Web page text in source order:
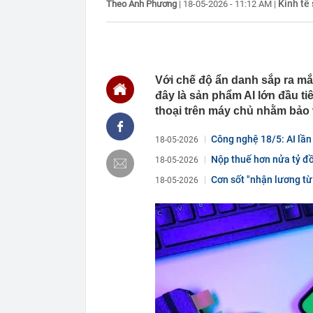
00:01
VNPT nắm
5 thỏi vàng
23:28
4 dấu hiệu
23:12
Quốc gia có
23:01
Người bán
sao nhiều
biết bí quyết
22:34
Ngôi nhà
22:31
Giá vàng
Một doanh
Lời khuyên
Theo Anh Phương | 18-05-2026 - 11:12 AM | Kinh tế
Với chế độ ẩn danh sắp ra
đây là sản phẩm AI lớn đầu
thoại trên máy chủ nhằm
18-05-2026 Công nghệ 18/5: AI
18-05-2026 Nộp thuế hơn nửa tỷ
18-05-2026 Cơn sốt "nhận lương